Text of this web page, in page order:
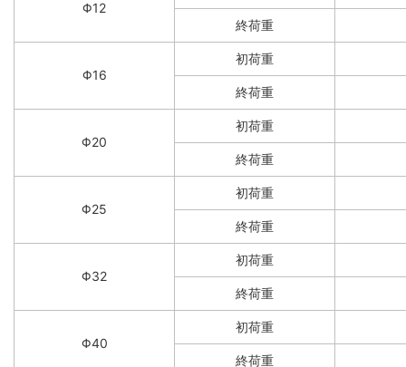
Φ12
終荷重
Φ16
初荷重
終荷重
Φ20
初荷重
終荷重
Φ25
初荷重
終荷重
Φ32
初荷重
終荷重
Φ40
初荷重
終荷重